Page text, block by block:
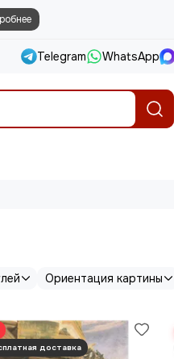
Telegram WhatsApp
Ориентация картины